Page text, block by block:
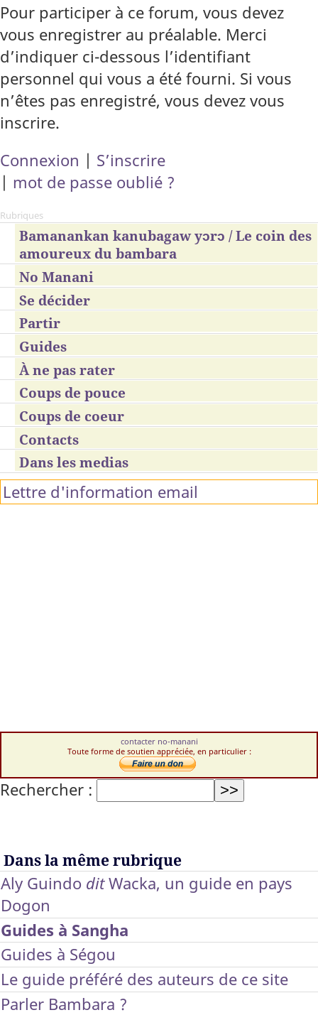
Pour participer à ce forum, vous devez
vous enregistrer au préalable. Merci
d’indiquer ci-dessous l’identifiant
personnel qui vous a été fourni. Si vous
n’êtes pas enregistré, vous devez vous
inscrire.
Connexion | S’inscrire
| mot de passe oublié ?
Rubriques
Bamanankan kanubagaw yɔrɔ / Le coin des
amoureux du bambara
No Manani
Se décider
Partir
Guides
À ne pas rater
Coups de pouce
Coups de coeur
Contacts
Dans les medias
Lettre d'information email
contacter no-manani
Toute forme de soutien appréciée, en particulier :
Rechercher :
Dans la même rubrique
Aly Guindo ditWacka, un guide en pays
Dogon
Guides à Sangha
Guides à Ségou
Le guide préféré des auteurs de ce site
Parler Bambara ?